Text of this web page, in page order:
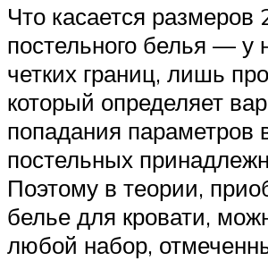
Что касается размеров
постельного белья — у
четких границ, лишь
который определяет
попадания параметров
постельных
Поэтому в теории,
белье для кровати,
любой набор,